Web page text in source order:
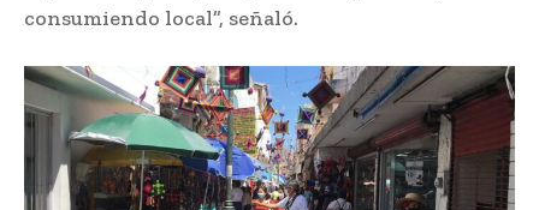
consumiendo local”, señaló.